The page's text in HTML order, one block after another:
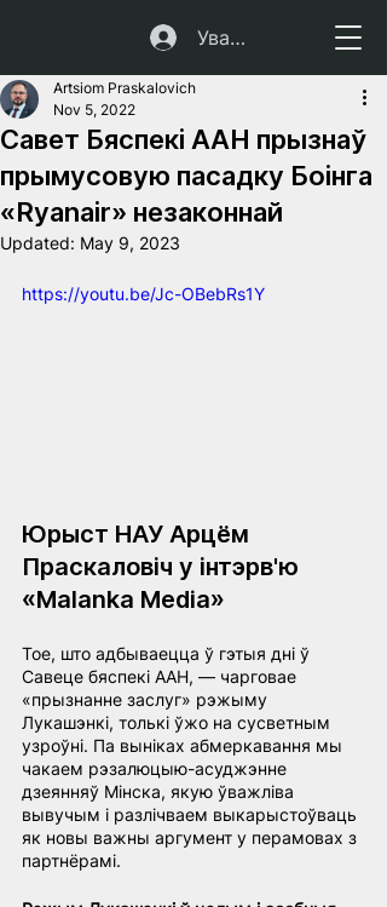
Увайсці
Савет Бяспекі ААН прызнаў
прымусовую пасадку Боінга
«Ryanair» незаконнай
Artsiom Praskalovich
Nov 5, 2022
Updated: May 9, 2023
https://youtu.be/Jc-OBebRs1Y
Юрыст НАУ Арцём
Праскаловіч у інтэрв'ю
«Malanka Media»
Тое, што адбываецца ў гэтыя дні ў
Савеце бяспекі ААН, — чарговае
«прызнанне заслуг» рэжыму
Лукашэнкі, толькі ўжо на сусветным
узроўні. Па выніках абмеркавання мы
чакаем рэзалюцыю-асуджэнне
дзеянняў Мінска, якую ўважліва
вывучым і разлічваем выкарыстоўваць
як новы важны аргумент у перамовах з
партнёрамі.